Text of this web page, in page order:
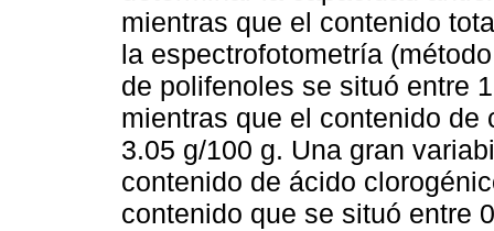
mientras que el contenido
la espectrofotometría
de polifenoles se situó entre
mientras que el contenido
3.05 g/100 g. Una gran
contenido de ácido
contenido que se situó entre